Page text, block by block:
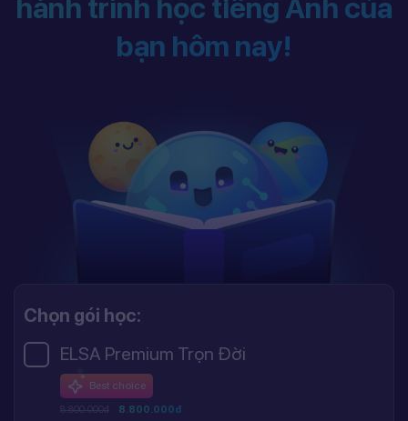
hành trình học tiếng Anh của
bạn hôm nay!
Chọn gói học:
ELSA Premium Trọn Đời
Best choice
8.800.000đ 8.800.000đ